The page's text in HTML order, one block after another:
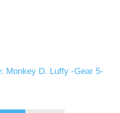
Monkey D. Luffy -Gear 5-